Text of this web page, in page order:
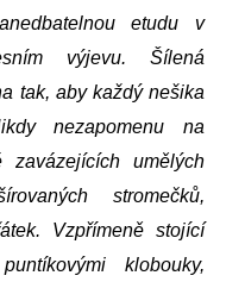
etudu v
výjevu. Šílená
tak, aby každý nešika
nezapomenu na
umělých
stromečků,
Vzpřímeně stojící
klobouky,